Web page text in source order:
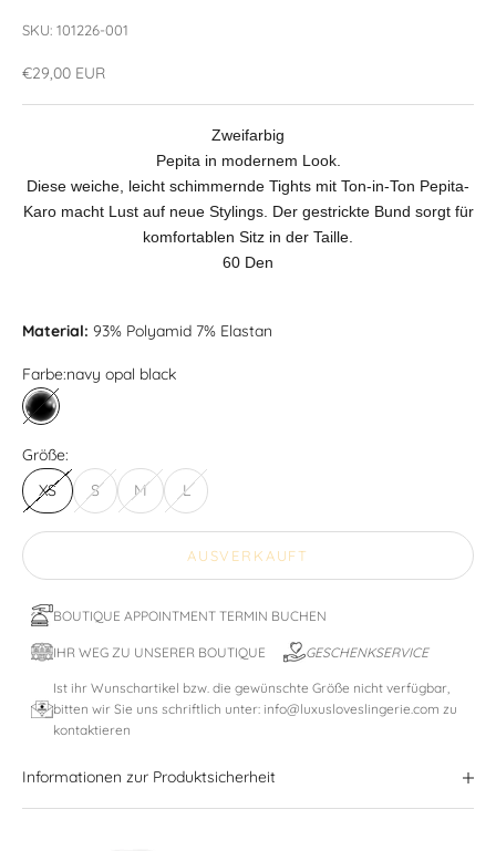
SKU: 101226-001
Angebot
€29,00 EUR
Zweifarbig
Pepita in modernem Look.
Diese weiche, leicht schimmernde Tights mit Ton-in-Ton Pepita-
Karo macht Lust auf neue Stylings. Der gestrickte Bund sorgt für
komfortablen Sitz in der Taille.
60 Den
Material: 93% Polyamid 7% Elastan
Farbe:navy opal black
navy opal black
Größe:
XS
S M L
AUSVERKAUFT
BOUTIQUE APPOINTMENT TERMIN BUCHEN
IHR WEG ZU UNSERER BOUTIQUE GESCHENKSERVICE
Ist ihr Wunschartikel bzw. die gewünschte Größe nicht verfügbar,
bitten wir Sie uns schriftlich unter: info@luxusloveslingerie.com zu
kontaktieren
Informationen zur Produktsicherheit